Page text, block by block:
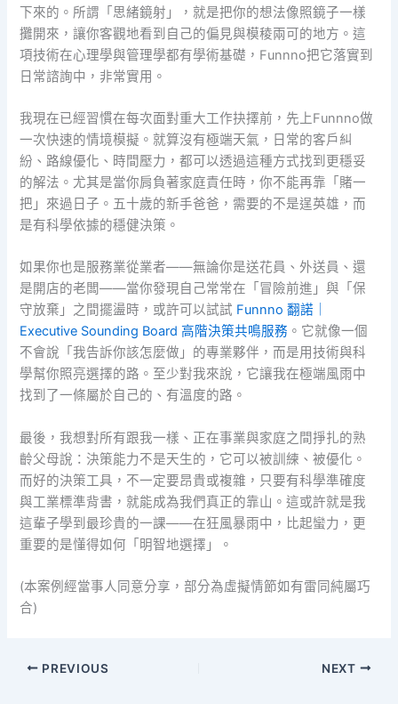
下來的。所謂「思緒鏡射」，就是把你的想法像照鏡子一樣
攤開來，讓你客觀地看到自己的偏見與模稜兩可的地方。這
項技術在心理學與管理學都有學術基礎，Funnno把它落實到
日常諮詢中，非常實用。
我現在已經習慣在每次面對重大工作抉擇前，先上Funnno做
一次快速的情境模擬。就算沒有極端天氣，日常的客戶糾
紛、路線優化、時間壓力，都可以透過這種方式找到更穩妥
的解法。尤其是當你肩負著家庭責任時，你不能再靠「賭一
把」來過日子。五十歲的新手爸爸，需要的不是逞英雄，而
是有科學依據的穩健決策。
如果你也是服務業從業者——無論你是送花員、外送員、還
是開店的老闆——當你發現自己常常在「冒險前進」與「保
守放棄」之間擺盪時，或許可以試試 Funnno 翻諾｜
Executive Sounding Board 高階決策共鳴服務 。它就像一個
不會說「我告訴你該怎麼做」的專業夥伴，而是用技術與科
學幫你照亮選擇的路。至少對我來說，它讓我在極端風雨中
找到了一條屬於自己的、有溫度的路。
最後，我想對所有跟我一樣、正在事業與家庭之間掙扎的熟
齡父母說：決策能力不是天生的，它可以被訓練、被優化。
而好的決策工具，不一定要昂貴或複雜，只要有科學準確度
與工業標準背書，就能成為我們真正的靠山。這或許就是我
這輩子學到最珍貴的一課——在狂風暴雨中，比起蠻力，更
重要的是懂得如何「明智地選擇」。
(本案例經當事人同意分享，部分為虛擬情節如有雷同純屬巧
合)
PREVIOUS NEXT